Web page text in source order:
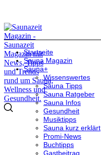
Startseite
Sauna Magazin
Sauna+
Wissenswertes
Sauna Tipps
Sauna Ratgeber
Sauna Infos
Gesundheit
Musiktipps
Sauna kurz erklärt
Promi-News
Buchtipps
Gastbeitrag